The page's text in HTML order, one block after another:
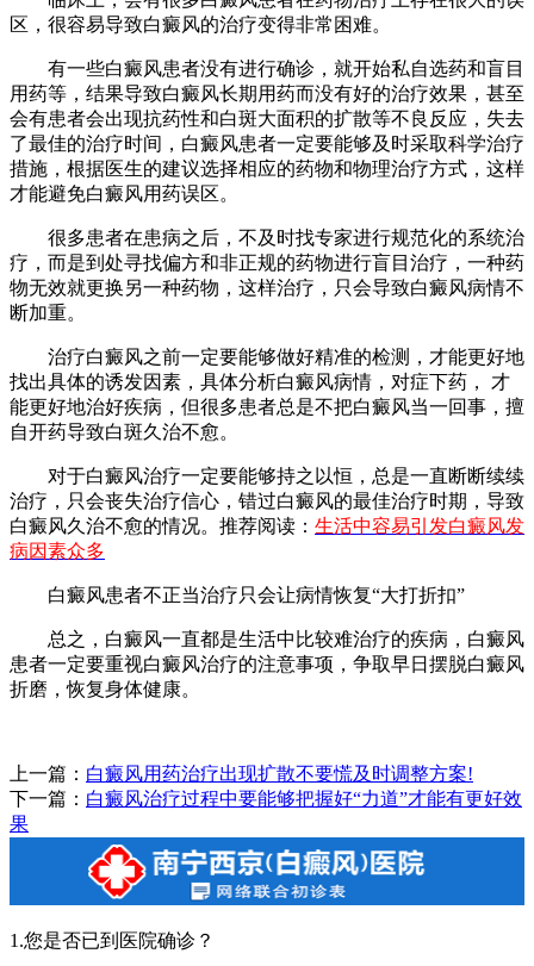
区，很容易导致白癜风的治疗变得非常困难。
有一些白癜风患者没有进行确诊，就开始私自选药和盲目
用药等，结果导致白癜风长期用药而没有好的治疗效果，甚至
会有患者会出现抗药性和白斑大面积的扩散等不良反应，失去
了最佳的治疗时间，白癜风患者一定要能够及时采取科学治疗
措施，根据医生的建议选择相应的药物和物理治疗方式，这样
才能避免白癜风用药误区。
很多患者在患病之后，不及时找专家进行规范化的系统治
疗，而是到处寻找偏方和非正规的药物进行盲目治疗，一种药
物无效就更换另一种药物，这样治疗，只会导致白癜风病情不
断加重。
治疗白癜风之前一定要能够做好精准的检测，才能更好地
找出具体的诱发因素，具体分析白癜风病情，对症下药， 才
能更好地治好疾病，但很多患者总是不把白癜风当一回事，擅
自开药导致白斑久治不愈。
对于白癜风治疗一定要能够持之以恒，总是一直断断续续
治疗，只会丧失治疗信心，错过白癜风的最佳治疗时期，导致
白癜风久治不愈的情况。推荐阅读： 生活中容易引发白癜风发
病因素众多
白癜风患者不正当治疗只会让病情恢复“大打折扣”
总之，白癜风一直都是生活中比较难治疗的疾病，白癜风
患者一定要重视白癜风治疗的注意事项，争取早日摆脱白癜风
折磨，恢复身体健康。
上一篇： 白癜风用药治疗出现扩散不要慌及时调整方案!
下一篇： 白癜风治疗过程中要能够把握好“力道”才能有更好效
果
1.您是否已到医院确诊？